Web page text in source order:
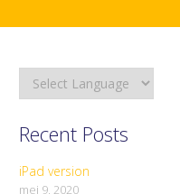
Recent Posts
iPad version
mei 9, 2020